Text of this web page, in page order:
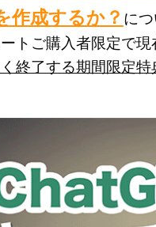
作成するか？ に
トご購入者限定で現
終了する期間限定特